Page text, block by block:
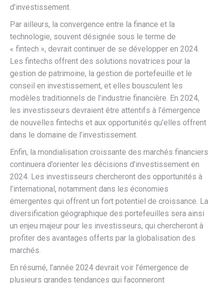
d’investissement.
Par ailleurs, la convergence entre la finance et la
technologie, souvent désignée sous le terme de
« fintech », devrait continuer de se développer en 2024.
Les fintechs offrent des solutions novatrices pour la
gestion de patrimoine, la gestion de portefeuille et le
conseil en investissement, et elles bousculent les
modèles traditionnels de l’industrie financière. En 2024,
les investisseurs devraient être attentifs à l’émergence
de nouvelles fintechs et aux opportunités qu’elles offrent
dans le domaine de l’investissement.
Enfin, la mondialisation croissante des marchés financiers
continuera d’orienter les décisions d’investissement en
2024. Les investisseurs chercheront des opportunités à
l’international, notamment dans les économies
émergentes qui offrent un fort potentiel de croissance. La
diversification géographique des portefeuilles sera ainsi
un enjeu majeur pour les investisseurs, qui chercheront à
profiter des avantages offerts par la globalisation des
marchés.
En résumé, l’année 2024 devrait voir l’émergence de
plusieurs grandes tendances qui façonneront